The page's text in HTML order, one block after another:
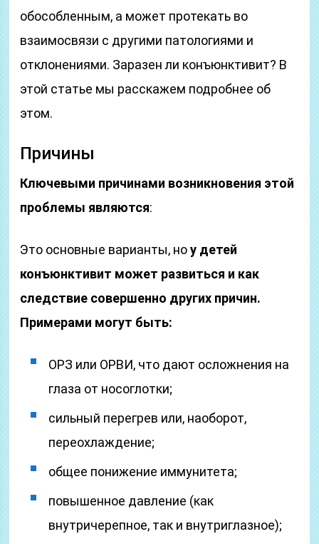
обособленным, а может протекать во
взаимосвязи с другими патологиями и
отклонениями. Заразен ли конъюнктивит? В
этой статье мы расскажем подробнее об
этом.
Причины
Ключевыми причинами возникновения этой
проблемы являются:
Это основные варианты, ноу детей
конъюнктивит может развиться и как
следствие совершенно других причин.
Примерами могут быть:
ОРЗ или ОРВИ, что дают осложнения на
глаза от носоглотки;
сильный перегрев или, наоборот,
переохлаждение;
общее понижение иммунитета;
повышенное давление (как
внутричерепное, так и внутриглазное);